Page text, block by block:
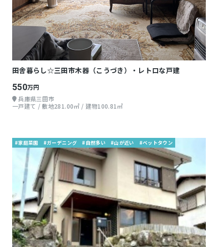
田舎暮らし☆三田市木器（こうづき）・レトロな戸建
550万円
兵庫県三田市
一戸建て / 敷地281.00㎡ / 建物100.81㎡
#家庭菜園 #ガーデニング #自然多い #山が近い #ベットタウン